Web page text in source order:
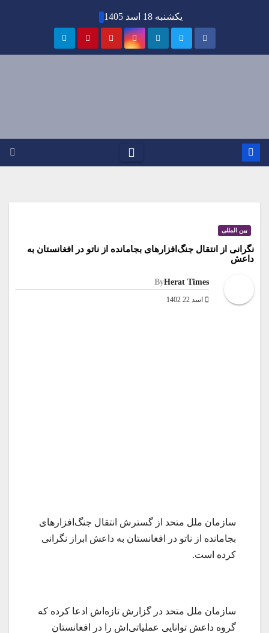
یکشنبه 18 اسد 1405
بین المللی
نگرانی از انتقال جنگ‌افزارهای بجامانده از ناتو در افغانستان به
داعش
ByHerat Times
اسد 22 1402
سازمان ملل متحد از گسترش انتقال جنگ‌افزارهای
بجامانده از ناتو در افغانستان به داعش ابراز نگرانی
کرده است.
سازمان ملل متحد در گزارش تازه‌اش ادعا کرده که
گروه داعش توانایی عملیاتی‌اش را در افغانستان